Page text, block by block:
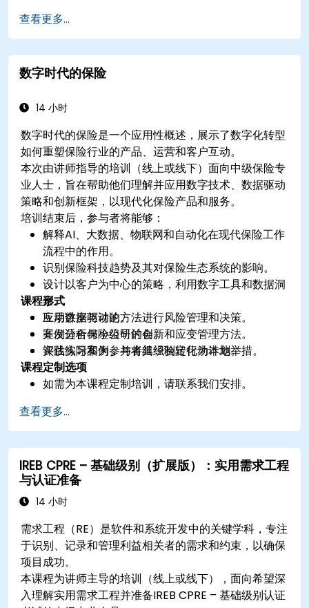
查看更多...
数字时代的保险
14 小时
数字时代的保险是一个应用性概述，展示了数字化转型
如何重塑保险行业的产品、运营和客户互动。
本次由讲师指导的培训（线上或线下）面向中级保险专
业人士，旨在帮助他们理解并应用数字技术、数据驱动
策略和创新框架，以现代化保险产品和服务。
培训结束后，参与者将能够：
解释AI、大数据、物联网和自动化在现代保险工作
流程中的作用。
识别保险科技趋势及其对保险生态系统的影响。
设计以客户为中心的策略，利用数字工具和数据洞
察。
应用数据驱动的方法进行风险管理和决策。
开发适合保险公司的创新和应变管理方法。
评估实际案例，并将其经验转化为本地举措。
课程形式
互动讲座与讨论。
案例分析与小组研讨会。
实践练习和为参与者组织制定行动计划。
课程定制选项
如需为本课程定制培训，请联系我们安排。
查看更多...
IREB CPRE – 基础级别（扩展版）：实用需求工程
与认证准备
14 小时
需求工程（RE）是软件和系统开发中的关键学科，专注
于识别、记录和管理利益相关者的需求和约束，以确保
项目成功。
本课程为讲师主导的培训（线上或线下），面向希望深
入理解实用需求工程并准备IREB CPRE – 基础级别认证